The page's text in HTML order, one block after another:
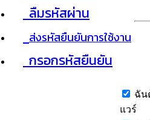
ลืมรหัสผ่าน
ส่งรหัสยืนยันการใช้งาน
กรอกรหัสยืนยัน
ฉัน
แวร์